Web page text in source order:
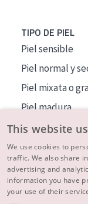
TIPO DE PIEL
Piel sensible
Piel normal y
Piel mixata o
Piel madura
Piel expuesta al
Piel
MÁS SOBRE
INSPIRACIÓN
This website
We use cookies to
traffic. We also share
advertising and
information you have
your use of their